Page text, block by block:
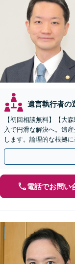
遺言執行者の
【初回相談無料】【大
入で円滑な解決へ。遺
します。論理的な根拠
善案を提示します。【
電話でお問い